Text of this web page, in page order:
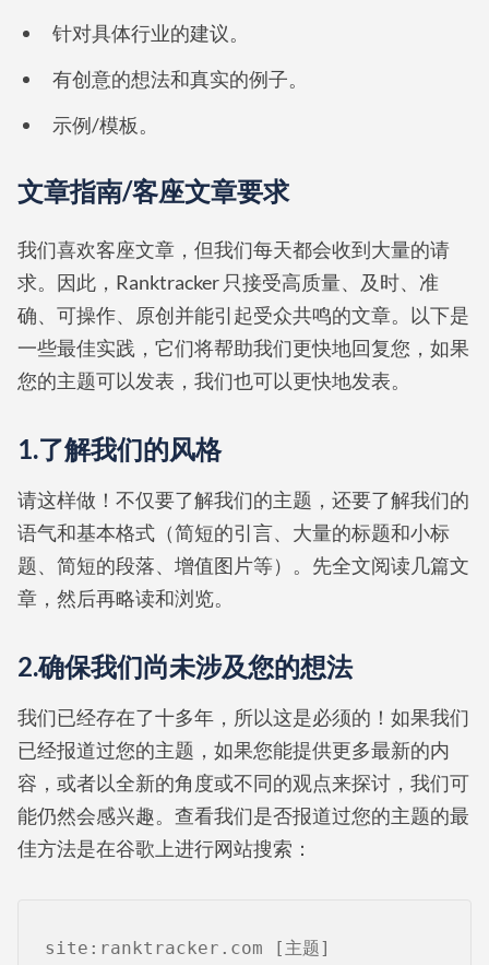
针对具体行业的建议。
有创意的想法和真实的例子。
示例/模板。
文章指南/客座文章要求
我们喜欢客座文章，但我们每天都会收到大量的请
求。因此，Ranktracker 只接受高质量、及时、准
确、可操作、原创并能引起受众共鸣的文章。以下是
一些最佳实践，它们将帮助我们更快地回复您，如果
您的主题可以发表，我们也可以更快地发表。
1.了解我们的风格
请这样做！不仅要了解我们的主题，还要了解我们的
语气和基本格式（简短的引言、大量的标题和小标
题、简短的段落、增值图片等）。先全文阅读几篇文
章，然后再略读和浏览。
2.确保我们尚未涉及您的想法
我们已经存在了十多年，所以这是必须的！如果我们
已经报道过您的主题，如果您能提供更多最新的内
容，或者以全新的角度或不同的观点来探讨，我们可
能仍然会感兴趣。查看我们是否报道过您的主题的最
佳方法是在谷歌上进行网站搜索：
site:ranktracker.com [主题]